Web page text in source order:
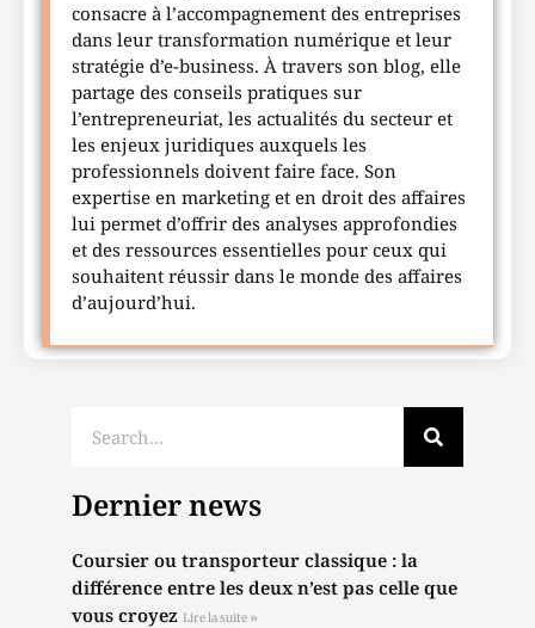
consacre à l’accompagnement des entreprises
dans leur transformation numérique et leur
stratégie d’e-business. À travers son blog, elle
partage des conseils pratiques sur
l’entrepreneuriat, les actualités du secteur et
les enjeux juridiques auxquels les
professionnels doivent faire face. Son
expertise en marketing et en droit des affaires
lui permet d’offrir des analyses approfondies
et des ressources essentielles pour ceux qui
souhaitent réussir dans le monde des affaires
d’aujourd’hui.
Dernier news
Coursier ou transporteur classique : la
différence entre les deux n’est pas celle que
vous croyez Lire la suite »